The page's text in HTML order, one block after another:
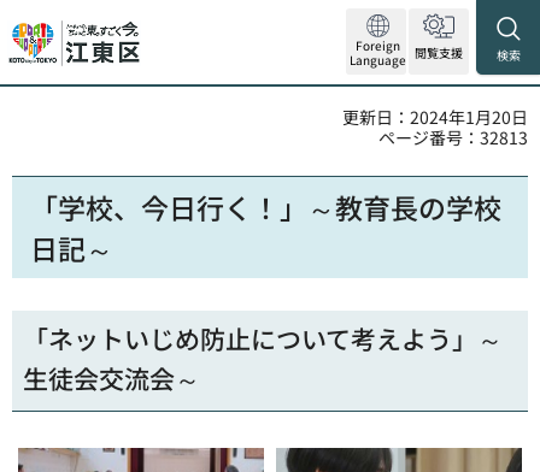
Foreign
Language 閲覧支援 検索
更新日：2024年1月20日
ページ番号：32813
「学校、今日行く！」～教育長の学校
日記～
「ネットいじめ防止について考えよう」～
生徒会交流会～